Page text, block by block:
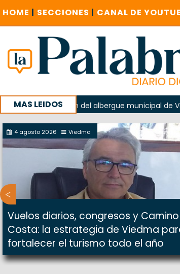
HOME | SECCIONES | CANAL DE
MAS LEIDOS
explosión del albergue municipal de Viedma
con un encuentro provincial en Roca
4 agosto 2026 Viedma
Vuelos diarios, congresos y
Costa: la estrategia de Viedma
fortalecer el turismo todo el año